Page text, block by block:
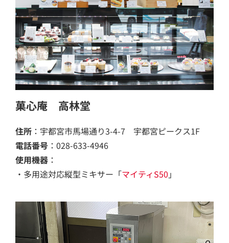
菓心庵 高林堂
住所 ：宇都宮市馬場通り3-4-7 宇都宮ピークス1F
電話番号 ：028-633-4946
使用機器 ：
・多用途対応縦型ミキサー「マイティS50 」